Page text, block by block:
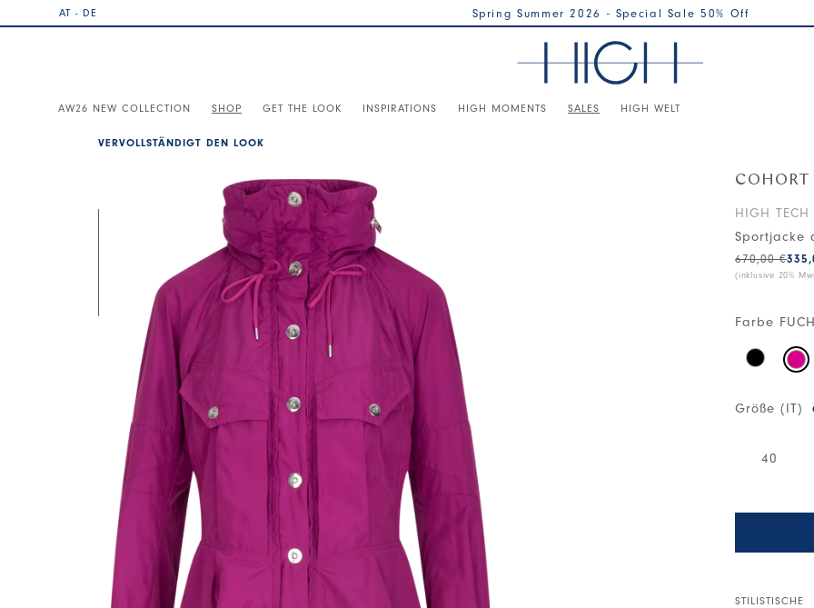
AT - DE Spring Summer 2026 - Special Sale 50% Off
AW26 NEW COLLECTION SHOP GET THE LOOK INSPIRATIONS HIGH MOMENTS SALES HIGH WELT
VERVOLLSTÄNDIGT DEN LOOK
COHORT
HIGH TECH
Sportjacke
670,00 €
(inklusive 20%
Farbe
Größe (IT)
40
STILISTISCHE